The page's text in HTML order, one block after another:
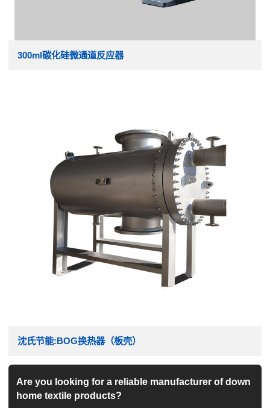
300ml碳化硅微通道反应器
沈氏节能:BOG换热器（板壳）
Are you looking for a reliable manufacturer of down
home textile products?